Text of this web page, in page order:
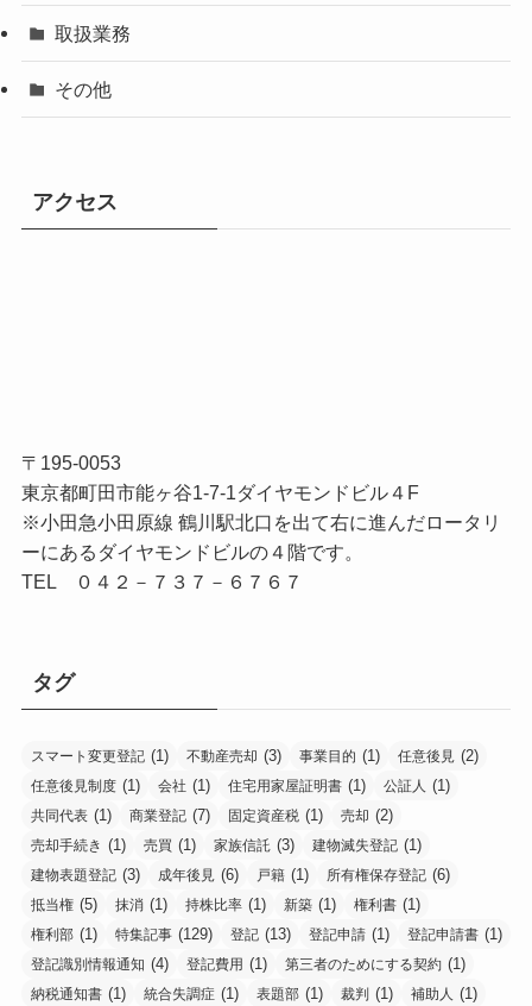
取扱業務
その他
アクセス
〒195-0053
東京都町田市能ヶ谷1-7-1ダイヤモンドビル４F
※小田急小田原線 鶴川駅北口を出て右に進んだロータリ
ーにあるダイヤモンドビルの４階です。
TEL ０４２－７３７－６７６７
タグ
スマート変更登記 (1) 不動産売却 (3) 事業目的 (1) 任意後見 (2)
任意後見制度 (1) 会社 (1) 住宅用家屋証明書 (1) 公証人 (1)
共同代表 (1) 商業登記 (7) 固定資産税 (1) 売却 (2)
売却手続き (1) 売買 (1) 家族信託 (3) 建物滅失登記 (1)
建物表題登記 (3) 成年後見 (6) 戸籍 (1) 所有権保存登記 (6)
抵当権 (5) 抹消 (1) 持株比率 (1) 新築 (1) 権利書 (1)
権利部 (1) 特集記事 (129) 登記 (13) 登記申請 (1) 登記申請書 (1)
登記識別情報通知 (4) 登記費用 (1) 第三者のためにする契約 (1)
納税通知書 (1) 統合失調症 (1) 表題部 (1) 裁判 (1) 補助人 (1)